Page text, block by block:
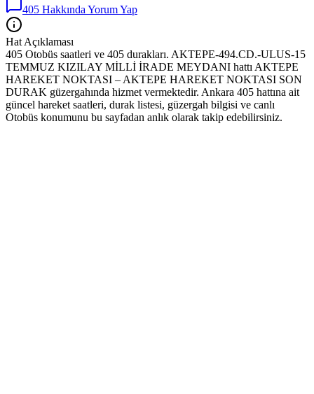
405 Hakkında Yorum Yap
Hat Açıklaması
405 Otobüs saatleri ve 405 durakları. AKTEPE-494.CD.-ULUS-15
TEMMUZ KIZILAY MİLLİ İRADE MEYDANI hattı AKTEPE
HAREKET NOKTASI – AKTEPE HAREKET NOKTASI SON
DURAK güzergahında hizmet vermektedir. Ankara 405 hattına ait
güncel hareket saatleri, durak listesi, güzergah bilgisi ve canlı
Otobüs konumunu bu sayfadan anlık olarak takip edebilirsiniz.